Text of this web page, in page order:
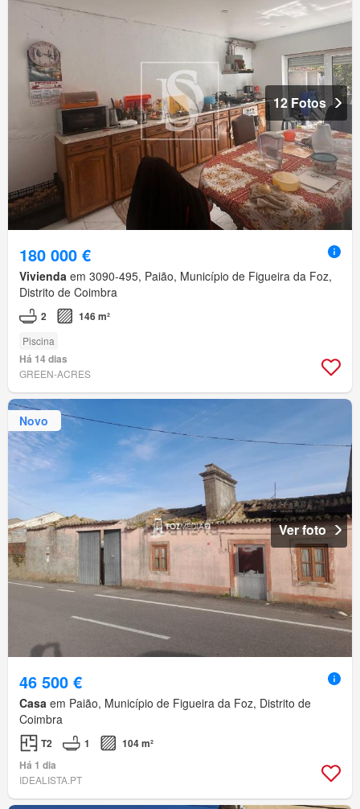
12 Fotos
180 000 €
Vivienda em 3090-495, Paião, Município de Figueira da Foz,
Distrito de Coimbra
2 146 m²
Piscina
Há 14 dias
GREEN-ACRES
Novo
Ver foto
46 500 €
Casa em Paião, Município de Figueira da Foz, Distrito de
Coimbra
T2 1
104 m²
Há 1 dia
IDEALISTA.PT